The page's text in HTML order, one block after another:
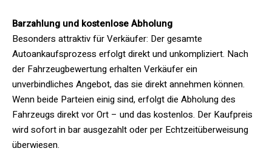
Barzahlung und kostenlose Abholung
Besonders attraktiv für Verkäufer: Der gesamte
Autoankaufsprozess erfolgt direkt und unkompliziert. Nach
der Fahrzeugbewertung erhalten Verkäufer ein
unverbindliches Angebot, das sie direkt annehmen können.
Wenn beide Parteien einig sind, erfolgt die Abholung des
Fahrzeugs direkt vor Ort – und das kostenlos. Der Kaufpreis
wird sofort in bar ausgezahlt oder per Echtzeitüberweisung
überwiesen.